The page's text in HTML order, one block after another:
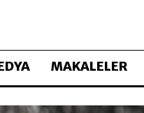
MAKALELER